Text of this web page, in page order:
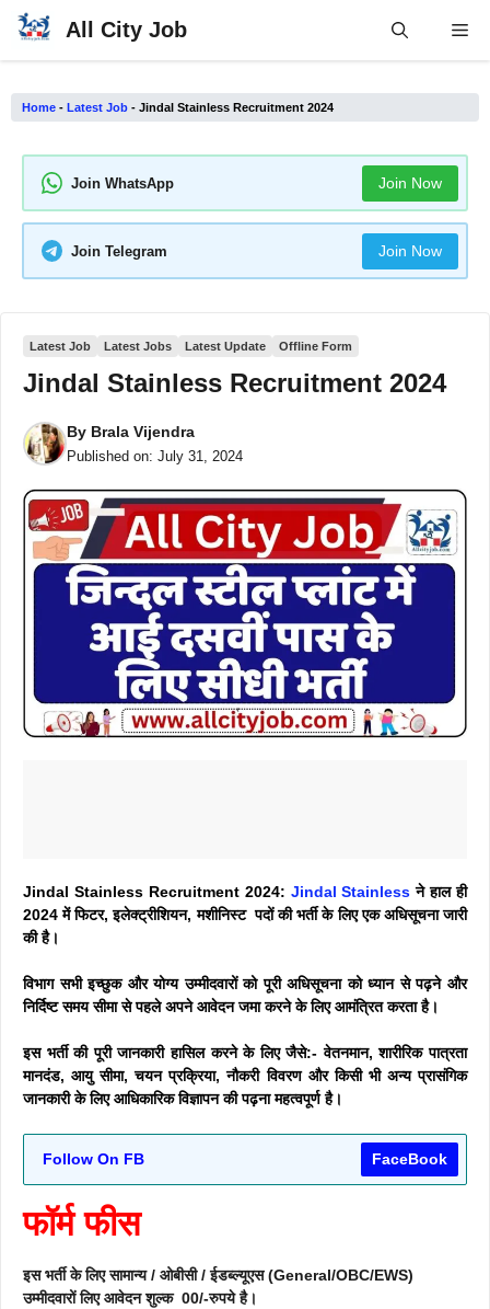
Skip
All City Job
Home - Latest Job - Jindal Stainless Recruitment 2024
Join WhatsApp Join Now
Join Telegram Join Now
Latest Job Latest Jobs Latest Update Offline Form
Jindal Stainless Recruitment 2024
By Brala Vijendra
Published on: July 31, 2024
Jindal Stainless Recruitment 2024: Jindal Stainless ने हाल ही
2024 में फिटर, इलेक्ट्रीशियन, मशीनिस्ट पदों की भर्ती के लिए एक अधिसूचना जारी
की है।
विभाग सभी इच्छुक और योग्य उम्मीदवारों को पूरी अधिसूचना को ध्यान से पढ़ने और
निर्दिष्ट समय सीमा से पहले अपने आवेदन जमा करने के लिए आमंत्रित करता है।
इस भर्ती की पूरी जानकारी हासिल करने के लिए जैसे:- वेतनमान, शारीरिक पात्रता
मानदंड, आयु सीमा, चयन प्रक्रिया, नौकरी विवरण और किसी भी अन्य प्रासंगिक
जानकारी के लिए आधिकारिक विज्ञापन की पढ़ना महत्वपूर्ण है।
Follow On FB FaceBook
फॉर्म फीस
इस भर्ती के लिए सामान्य / ओबीसी / ईडब्ल्यूएस (General/OBC/EWS)
उम्मीदवारों लिए आवेदन शुल्क 00/-रुपये है।